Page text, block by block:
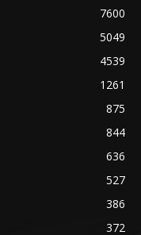
7600
5049
4539
1261
875
844
636
527
386
372